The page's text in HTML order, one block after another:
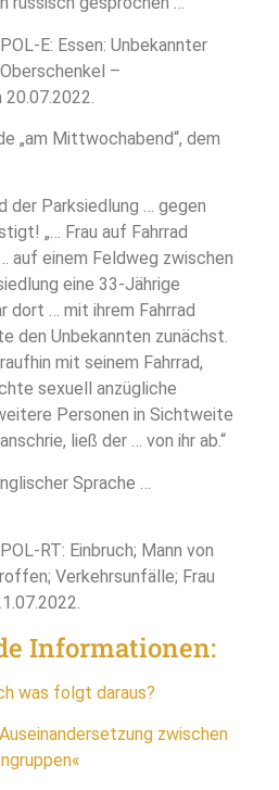
E: Essen: Unbekannter
–
20.07.2022.
„am Mittwochabend“, dem
der Parksiedlung … gegen
„… Frau auf Fahrrad
einem Feldweg zwischen
eine 33-Jährige
dort … mit ihrem Fahrrad
den Unbekannten zunächst.
mit seinem Fahrrad,
sexuell anzügliche
Personen in Sichtweite
ließ der … von ihr ab.“
Sprache …
RT: Einbruch; Mann von
Verkehrsunfälle; Frau
Informationen:
was folgt daraus?
zwischen